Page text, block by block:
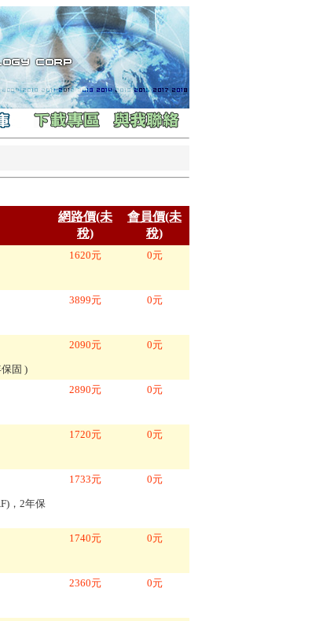
網路價(未
稅)
會員價(未
稅)
1620元 0元
3899元 0元
固 )
2090元 0元
2890元 0元
1720元 0元
，2年保
1733元 0元
1740元 0元
2360元 0元